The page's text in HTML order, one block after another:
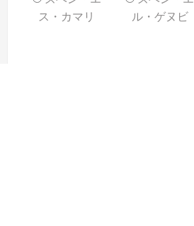
ス・カマリ
ル・ゲヌビ